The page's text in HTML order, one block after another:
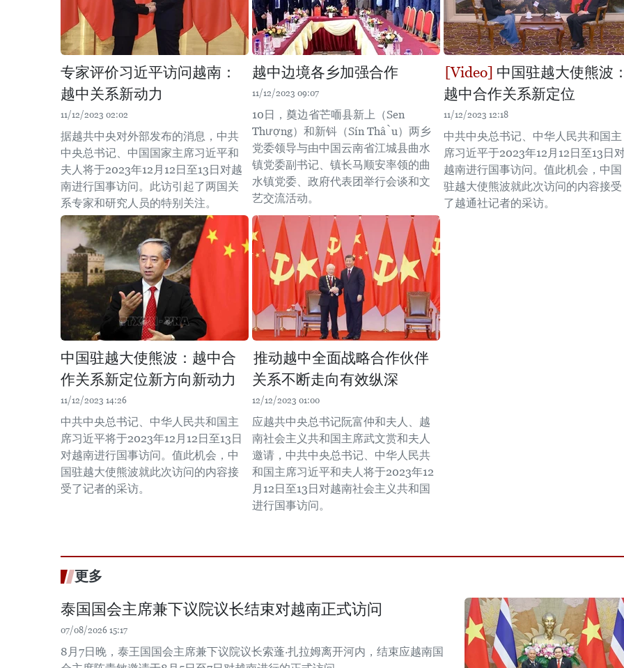
专家评价习近平访问越南：
越中关系新动力
11/12/2023 02:02
据越共中央对外部发布的消息，中共
中央总书记、中国国家主席习近平和
夫人将于2023年12月12日至13日对越
南进行国事访问。此访引起了两国关
系专家和研究人员的特别关注。
越中边境各乡加强合作
11/12/2023 09:07
10日，奠边省芒㖇县新上（Sen
Thượng）和新钭（Sín Thầu）两乡
党委领导与由中国云南省江城县曲水
镇党委副书记、镇长马顺安率领的曲
水镇党委、政府代表团举行会谈和文
艺交流活动。
中国驻越大使熊波
越中合作关系新定位
11/12/2023 12:18
中共中央总书记、中华人民共和国主
席习近平于2023年12月12日至13日
越南进行国事访问。值此机会，中国
驻越大使熊波就此次访问的内容接受
了越通社记者的采访。
中国驻越大使熊波：越中合
作关系新定位新方向新动力
11/12/2023 14:26
中共中央总书记、中华人民共和国主
席习近平将于2023年12月12日至13日
对越南进行国事访问。值此机会，中
国驻越大使熊波就此次访问的内容接
受了记者的采访。
推动越中全面战略合作伙伴
关系不断走向有效纵深
12/12/2023 01:00
应越共中央总书记阮富仲和夫人、越
南社会主义共和国主席武文赏和夫人
邀请，中共中央总书记、中华人民共
和国主席习近平和夫人将于2023年12
月12日至13日对越南社会主义共和国
进行国事访问。
更多
泰国国会主席兼下议院议长结束对越南正式访问
07/08/2026 15:17
8月7日晚，泰王国国会主席兼下议院议长索蓬·扎拉姆离开河内，结束应越南国